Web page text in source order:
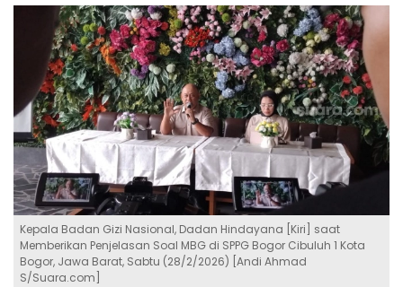
Kepala Badan Gizi Nasional, Dadan Hindayana [Kiri] saat
Memberikan Penjelasan Soal MBG di SPPG Bogor Cibuluh 1 Kota
Bogor, Jawa Barat, Sabtu (28/2/2026) [Andi Ahmad
S/Suara.com]